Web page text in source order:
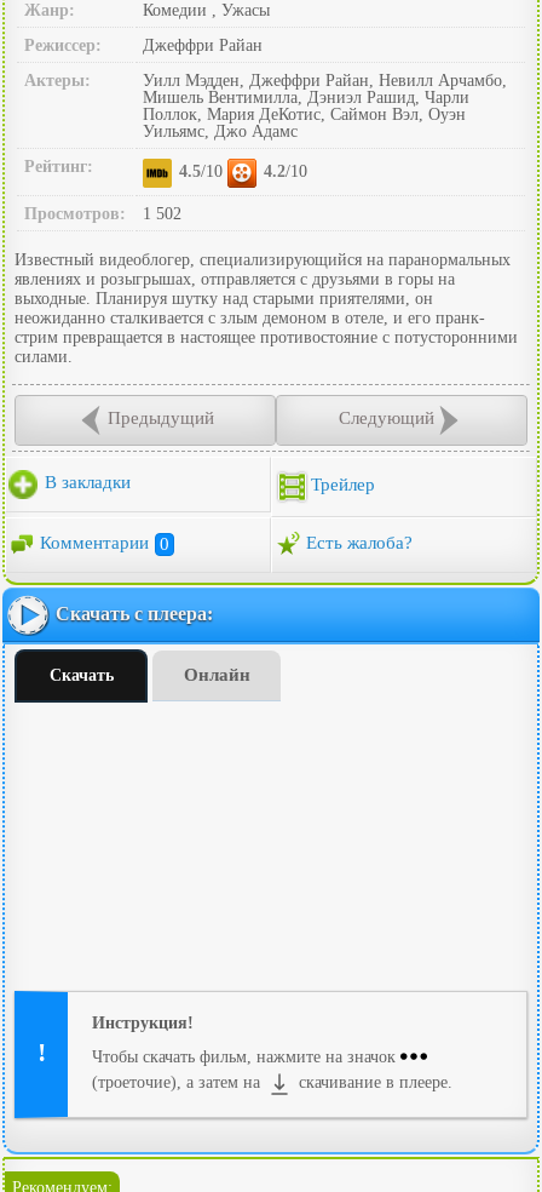
Жанр:
Комедии , Ужасы
Режиссер:
Джеффри Райан
Актеры:
Уилл Мэдден, Джеффри Райан, Невилл Арчамбо,
Мишель Вентимилла, Дэниэл Рашид, Чарли
Поллок, Мария ДеКотис, Саймон Вэл, Оуэн
Уильямс, Джо Адамс
Рейтинг:
4.5/10 4.2/10
Просмотров: 1 502
Известный видеоблогер, специализирующийся на паранормальных
явлениях и розыгрышах, отправляется с друзьями в горы на
выходные. Планируя шутку над старыми приятелями, он
неожиданно сталкивается с злым демоном в отеле, и его пранк-
стрим превращается в настоящее противостояние с потусторонними
силами.
Предыдущий Следующий
В закладки Трейлер
Комментарии 0 Есть жалоба?
Скачать с плеера:
Скачать Онлайн
Инструкция!
Чтобы скачать фильм, нажмите на значок
(троеточие), а затем на
скачивание в плеере.
Рекомендуем: